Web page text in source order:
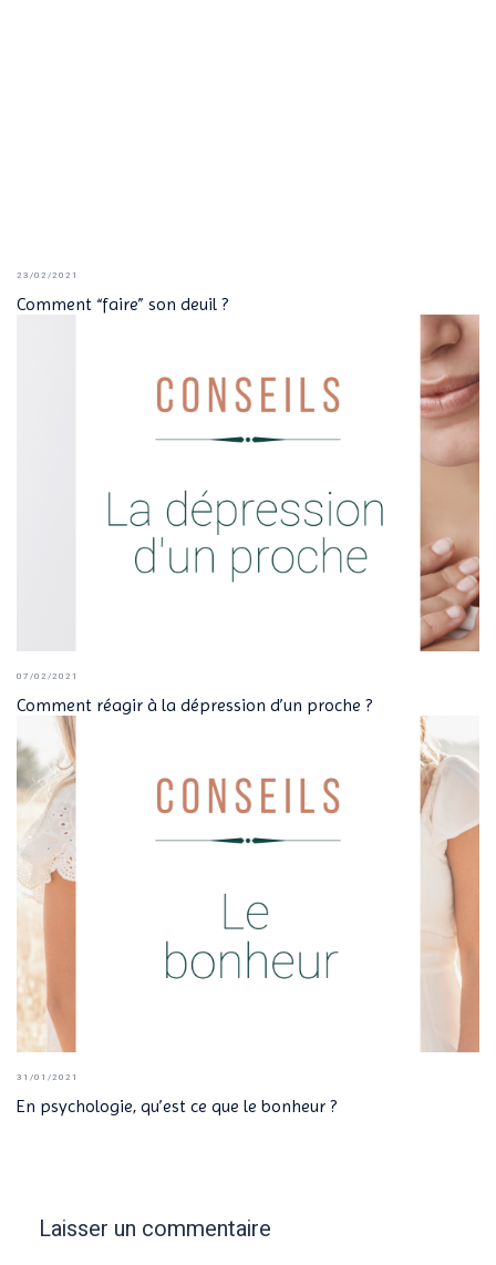
23/02/2021
Comment “faire” son deuil ?
07/02/2021
Comment réagir à la dépression d’un proche ?
31/01/2021
En psychologie, qu’est ce que le bonheur ?
Laisser un commentaire